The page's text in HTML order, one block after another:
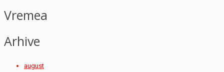
Vremea
Arhive
august